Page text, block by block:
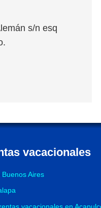
s/n esq
vacacionales
Buenos Aires
vacacionales en